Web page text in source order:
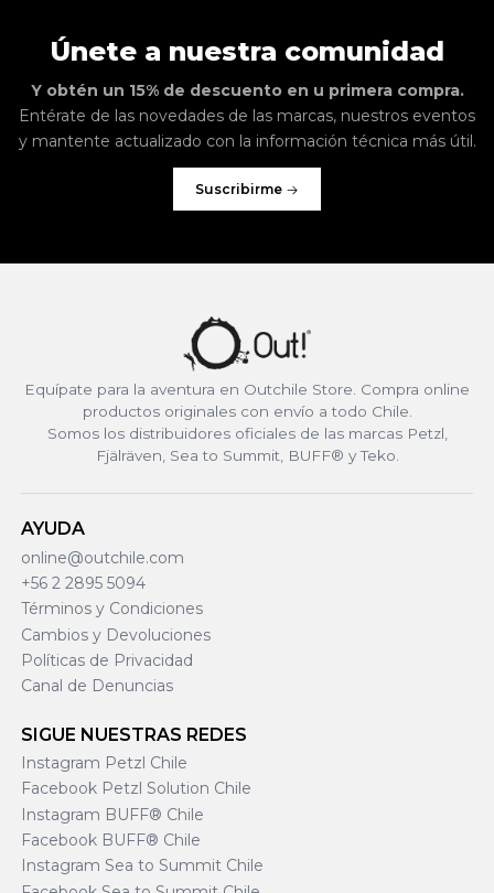
Únete a nuestra comunidad
Y obtén un 15% de descuento en u primera compra.
Entérate de las novedades de las marcas, nuestros eventos
y mantente actualizado con la información técnica más útil.
Suscribirme
Equípate para la aventura en Outchile Store. Compra online
productos originales con envío a todo Chile.
Somos los distribuidores oficiales de las marcas Petzl,
Fjälräven, Sea to Summit, BUFF® y Teko.
AYUDA
online@outchile.com
+56 2 2895 5094
Términos y Condiciones
Cambios y Devoluciones
Políticas de Privacidad
Canal de Denuncias
SIGUE NUESTRAS REDES
Instagram Petzl Chile
Facebook Petzl Solution Chile
Instagram BUFF® Chile
Facebook BUFF® Chile
Instagram Sea to Summit Chile